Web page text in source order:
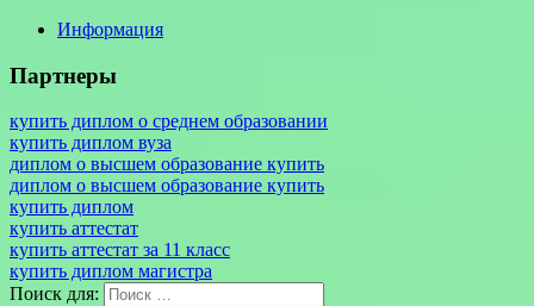
Информация
Партнеры
купить диплом о среднем образовании
купить диплом вуза
диплом о высшем образование купить
диплом о высшем образование купить
купить диплом
купить аттестат
купить аттестат за 11 класс
купить диплом магистра
Поиск для: